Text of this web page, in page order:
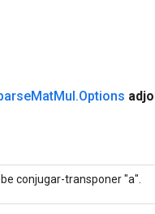
MatMul.Options
conjugar-transponer "a".